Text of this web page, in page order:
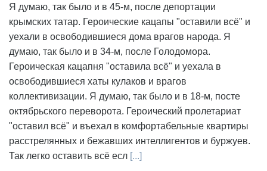
Я думаю, так было и в 45-м, после депортации
крымских татар. Героические кацапы "оставили всё" и
уехали в освободившиеся дома врагов народа. Я
думаю, так было и в 34-м, после Голодомора.
Героическая кацапня "оставила всё" и уехала в
освободившиеся хаты кулаков и врагов
коллективизации. Я думаю, так было и в 18-м, посте
октябрьского переворота. Героический пролетариат
"оставил всё" и въехал в комфортабельные квартиры
расстрелянных и бежавших интеллигентов и буржуев.
Так легко оставить всё есл [...]